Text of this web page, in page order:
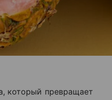
который превращает